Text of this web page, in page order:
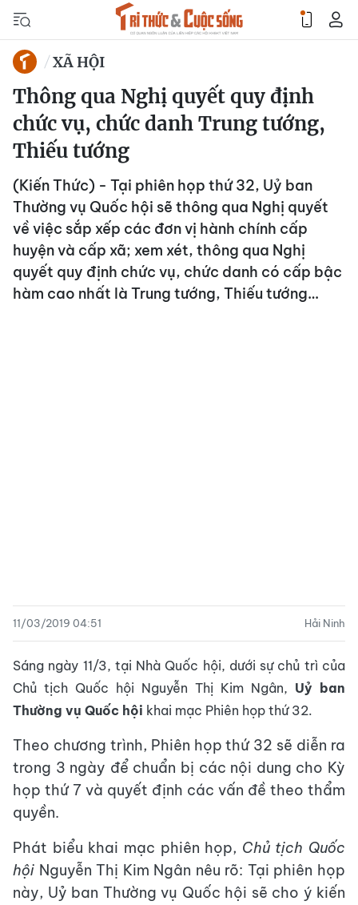
XÃ HỘI
Thông qua Nghị quyết quy định
chức vụ, chức danh Trung tướng,
Thiếu tướng
(Kiến Thức) - Tại phiên họp thứ 32, Uỷ ban
Thường vụ Quốc hội sẽ thông qua Nghị quyết
về việc sắp xếp các đơn vị hành chính cấp
huyện và cấp xã; xem xét, thông qua Nghị
quyết quy định chức vụ, chức danh có cấp bậc
hàm cao nhất là Trung tướng, Thiếu tướng…
11/03/2019 04:51 Hải Ninh
Sáng ngày 11/3, tại Nhà Quốc hội, dưới sự chủ trì của
Chủ tịch Quốc hội Nguyễn Thị Kim Ngân, Uỷ ban
Thường vụ Quốc hội khai mạc Phiên họp thứ 32.
Theo chương trình, Phiên họp thứ 32 sẽ diễn ra
trong 3 ngày để chuẩn bị các nội dung cho Kỳ
họp thứ 7 và quyết định các vấn đề theo thẩm
quyền.
Phát biểu khai mạc phiên họp, Chủ tịch Quốc
hội Nguyễn Thị Kim Ngân nêu rõ: Tại phiên họp
này, Uỷ ban Thường vụ Quốc hội sẽ cho ý kiến